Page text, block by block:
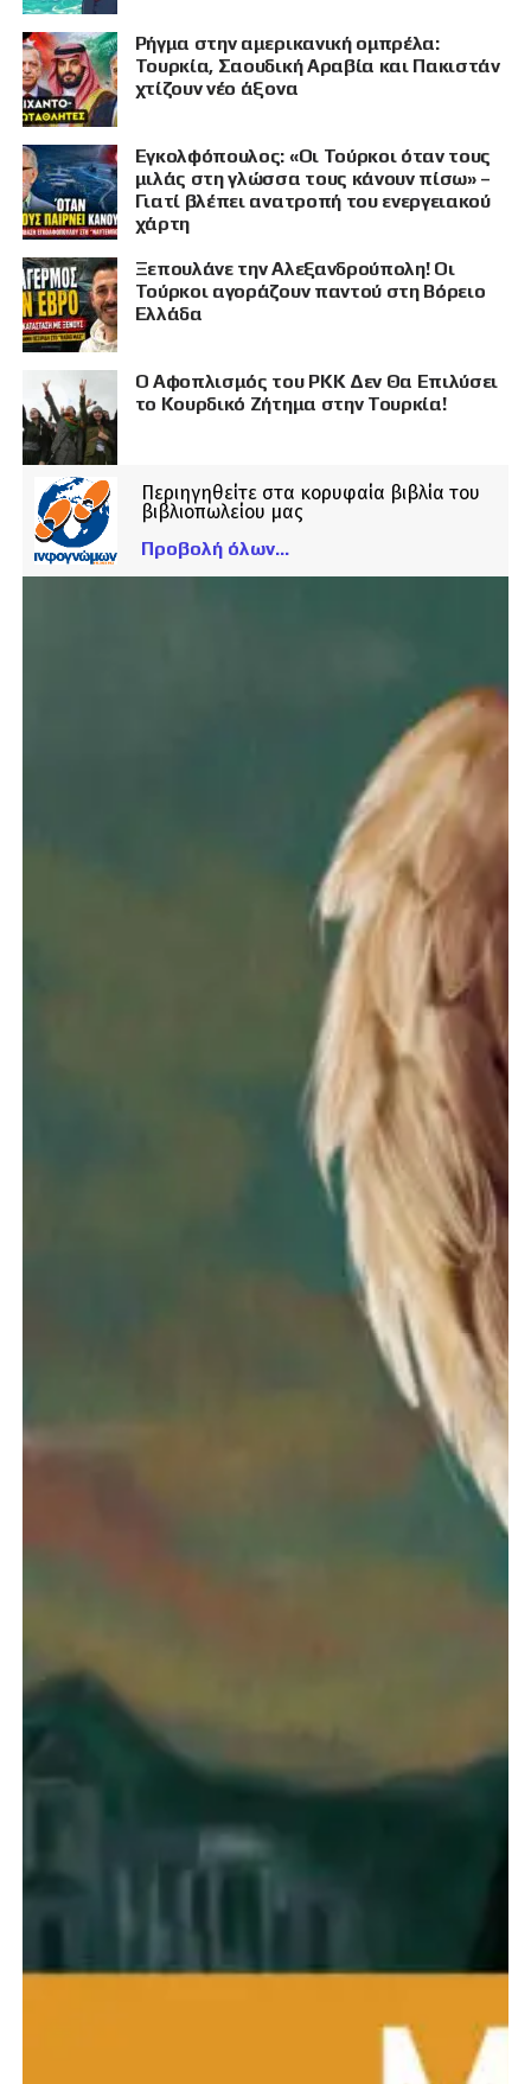
Ρήγμα στην αμερικανική ομπρέλα:
Τουρκία, Σαουδική Αραβία και Πακιστάν
χτίζουν νέο άξονα
Εγκολφόπουλος: «Οι Τούρκοι όταν τους
μιλάς στη γλώσσα τους κάνουν πίσω» –
Γιατί βλέπει ανατροπή του ενεργειακού
χάρτη
Ξεπουλάνε την Αλεξανδρούπολη! Οι
Τούρκοι αγοράζουν παντού στη Βόρειο
Ελλάδα
Ο Αφοπλισμός του PKK Δεν Θα Επιλύσει
το Κουρδικό Ζήτημα στην Τουρκία!
Περιηγηθείτε στα κορυφαία βιβλία του
βιβλιοπωλείου μας
Προβολή όλων